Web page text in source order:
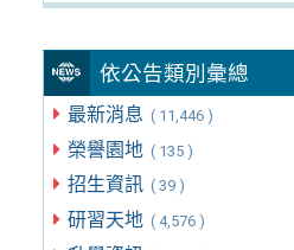
依公告類別彙總
最新消息 ( 11,446 )
榮譽園地 ( 135 )
招生資訊 ( 39 )
研習天地 ( 4,576 )